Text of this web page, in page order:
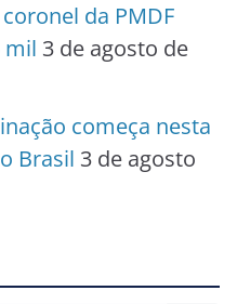
da PMDF
mil 3 de agosto de
começa nesta
Brasil 3 de agosto